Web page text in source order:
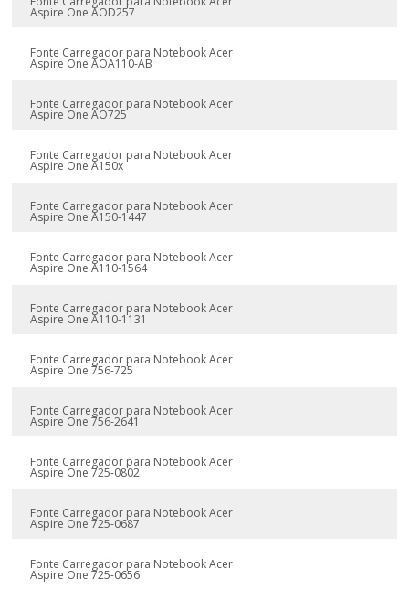
Aspire One AOD257
Fonte Carregador para Notebook Acer
Aspire One AOA110-AB
Fonte Carregador para Notebook Acer
Aspire One AO725
Fonte Carregador para Notebook Acer
Aspire One A150x
Fonte Carregador para Notebook Acer
Aspire One A150-1447
Fonte Carregador para Notebook Acer
Aspire One A110-1564
Fonte Carregador para Notebook Acer
Aspire One A110-1131
Fonte Carregador para Notebook Acer
Aspire One 756-725
Fonte Carregador para Notebook Acer
Aspire One 756-2641
Fonte Carregador para Notebook Acer
Aspire One 725-0802
Fonte Carregador para Notebook Acer
Aspire One 725-0687
Fonte Carregador para Notebook Acer
Aspire One 725-0656